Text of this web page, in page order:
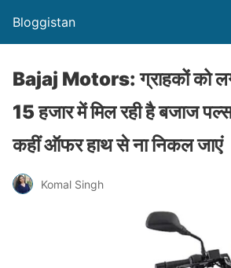
Bloggistan
Bajaj Motors: ग्राहकों को
15 हजार में मिल रही है बजाज
कहीं ऑफर हाथ से ना निकल जाएं
Komal Singh